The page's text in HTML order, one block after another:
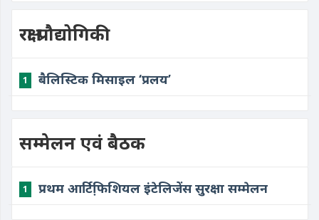
रक्षा प्रौद्योगिकी
1 बैलिस्टिक मिसाइल ‘प्रलय’
सम्मेलन एवं बैठक
1 प्रथम आर्टिफि़शियल इंटेलिजेंस सुरक्षा सम्मेलन